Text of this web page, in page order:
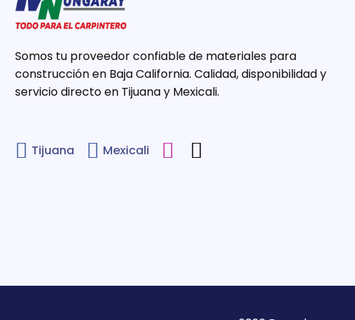
Somos tu proveedor confiable de materiales para
construcción en Baja California. Calidad, disponibilidad y
servicio directo en Tijuana y Mexicali.
Tijuana Mexicali